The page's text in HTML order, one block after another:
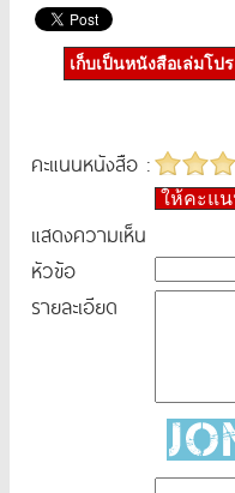
เก็บเป็นหนังสือเล่มโป
คะแนนหนังสือ :
ให้คะแ
แสดงความเห็น
หัวข้อ
รายละเอียด